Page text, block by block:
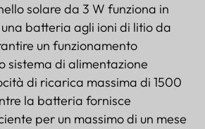
solare da 3 W funziona in
batteria agli ioni di litio da
un funzionamento
sistema di alimentazione
di ricarica massima di 1500
la batteria fornisce
per un massimo di un mese